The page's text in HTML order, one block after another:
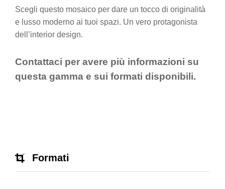
Scegli questo mosaico per dare un tocco di originalità
e lusso moderno ai tuoi spazi. Un vero protagonista
dell’interior design.
Contattaci per avere più informazioni su
questa gamma e sui formati disponibili.
Formati